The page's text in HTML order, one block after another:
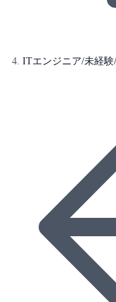
ITエンジニア/未経